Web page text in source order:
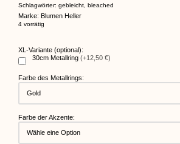
Kundenbewertung
Schlagwörter: gebleicht bleached
Marke: Blumen Heller
4 vorrätig
XL-Variante (optional):
30cm Metallring (+12,50 €)
Farbe des Metallrings:
Farbe der Akzente: